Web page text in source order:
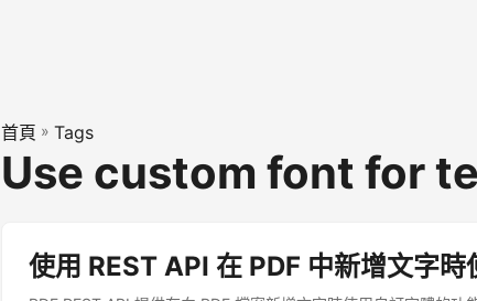
首頁 » Tags
Use custom font for
使用 REST API 在 PDF 中新增文字時